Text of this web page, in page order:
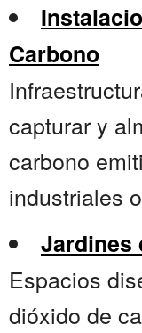
Carbono
capturar y
carbono
industriales
Jardines
Espacios
dióxido de